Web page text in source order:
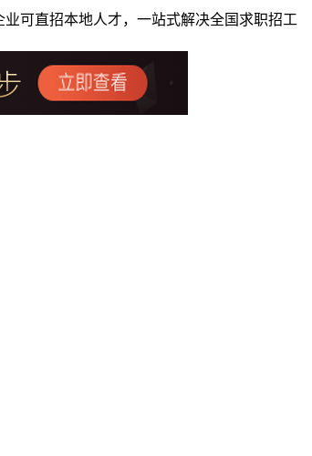
可直招本地人才，一站式解决全国求职招工